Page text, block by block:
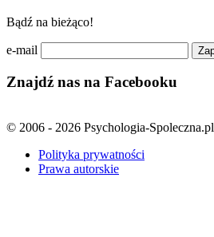
Bądź na bieżąco!
e-mail
Znajdź nas na Facebooku
© 2006 - 2026 Psychologia-Spoleczna.pl
Polityka prywatności
Prawa autorskie